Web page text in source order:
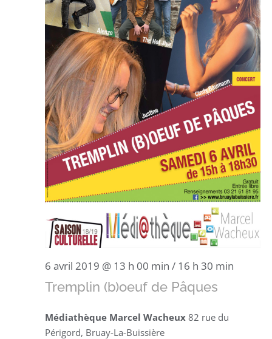
6 avril 2019 @ 13 h 00 min / 16 h 30 min
Tremplin (b)oeuf de Pâques
Médiathèque Marcel Wacheux 82 rue du
Périgord, Bruay-La-Buissière